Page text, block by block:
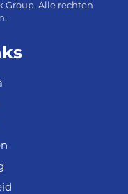
Group. Alle rechten